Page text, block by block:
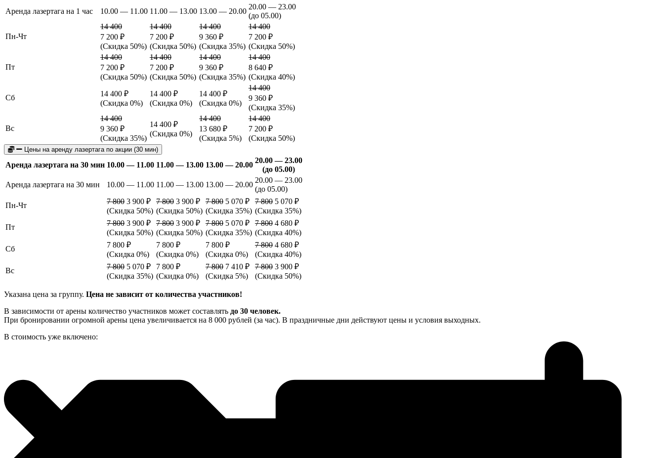
Аренда лазертага на 1 час
10.00 — 11.00 11.00 — 13.00 13.00 — 20.00
20.00 — 23.00
(до 05.00)
Пн-Чт
14 400
7 200 ₽
(Скидка 50%)
14 400
7 200 ₽
(Скидка 50%)
14 400
9 360 ₽
(Скидка 35%)
14 400
7 200 ₽
(Скидка 50%)
Пт
14 400
7 200 ₽
(Скидка 50%)
14 400
7 200 ₽
(Скидка 50%)
14 400
9 360 ₽
(Скидка 35%)
14 400
8 640 ₽
(Скидка 40%)
Сб
14 400 ₽
(Скидка 0%)
14 400 ₽
(Скидка 0%)
14 400 ₽
(Скидка 0%)
14 400
9 360 ₽
(Скидка 35%)
Вс
14 400
9 360 ₽
(Скидка 35%)
14 400 ₽
(Скидка 0%)
14 400
13 680 ₽
(Скидка 5%)
14 400
7 200 ₽
(Скидка 50%)
Цены на аренду лазертага по акции (30 мин)
Аренда лазертага на 30 мин 10.00 — 11.00 11.00 — 13.00 13.00 — 20.00
20.00 — 23.00
(до 05.00)
Аренда лазертага на 30 мин
10.00 — 11.00 11.00 — 13.00 13.00 — 20.00
20.00 — 23.00
(до 05.00)
Пн-Чт
7 800 3 900 ₽
(Скидка 50%)
7 800 3 900 ₽
(Скидка 50%)
7 800 5 070 ₽
(Скидка 35%)
7 800 5 070 ₽
(Скидка 35%)
Пт
7 800 3 900 ₽
(Скидка 50%)
7 800 3 900 ₽
(Скидка 50%)
7 800 5 070 ₽
(Скидка 35%)
7 800 4 680 ₽
(Скидка 40%)
Сб
7 800 ₽
(Скидка 0%)
7 800 ₽
(Скидка 0%)
7 800 ₽
(Скидка 0%)
7 800 4 680 ₽
(Скидка 40%)
Вс
7 800 5 070 ₽
(Скидка 35%)
7 800 ₽
(Скидка 0%)
7 800 7 410 ₽
(Скидка 5%)
7 800 3 900 ₽
(Скидка 50%)
Указана цена за группу. Цена не зависит от количества участников!
В зависимости от арены количество участников может составлять до 30 человек.
При бронировании огромной арены цена увеличивается на 8 000 рублей (за час). В праздничные дни действуют цены и условия выходных.
В стоимость уже включено: